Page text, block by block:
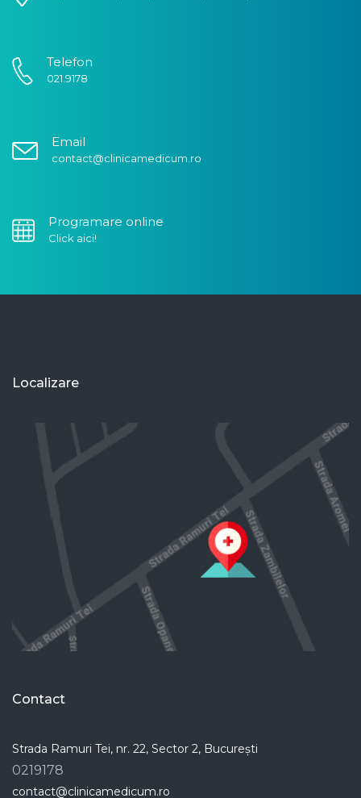
Telefon
021.9178
Email
contact@clinicamedicum.ro
Programare online
Click aici!
Localizare
Contact
Strada Ramuri Tei, nr. 22, Sector 2, București
0219178
contact@clinicamedicum.ro